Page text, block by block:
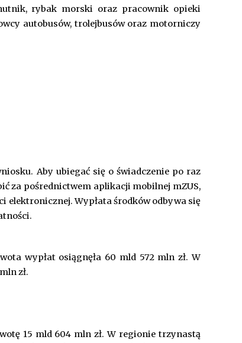
rybak morski oraz pracownik opieki
autobusów, trolejbusów oraz motorniczy
Aby ubiegać się o świadczenie po raz
za pośrednictwem aplikacji mobilnej mZUS,
elektronicznej. Wypłata środków odbywa się
wypłat osiągnęła 60 mld 572 mln zł. W
zł.
15 mld 604 mln zł. W regionie trzynastą